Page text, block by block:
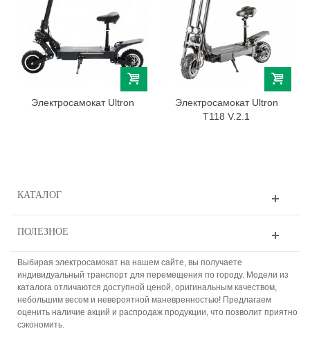
Электросамокат Ultron
Электросамокат Ultron
T118 V.2.1
КАТАЛОГ
ПОЛЕЗНОЕ
Выбирая электросамокат на нашем сайте, вы получаете
индивидуальный транспорт для перемещения по городу. Модели из
каталога отличаются доступной ценой, оригинальным качеством,
небольшим весом и невероятной маневренностью! Предлагаем
оценить наличие акций и распродаж продукции, что позволит приятно
сэкономить.